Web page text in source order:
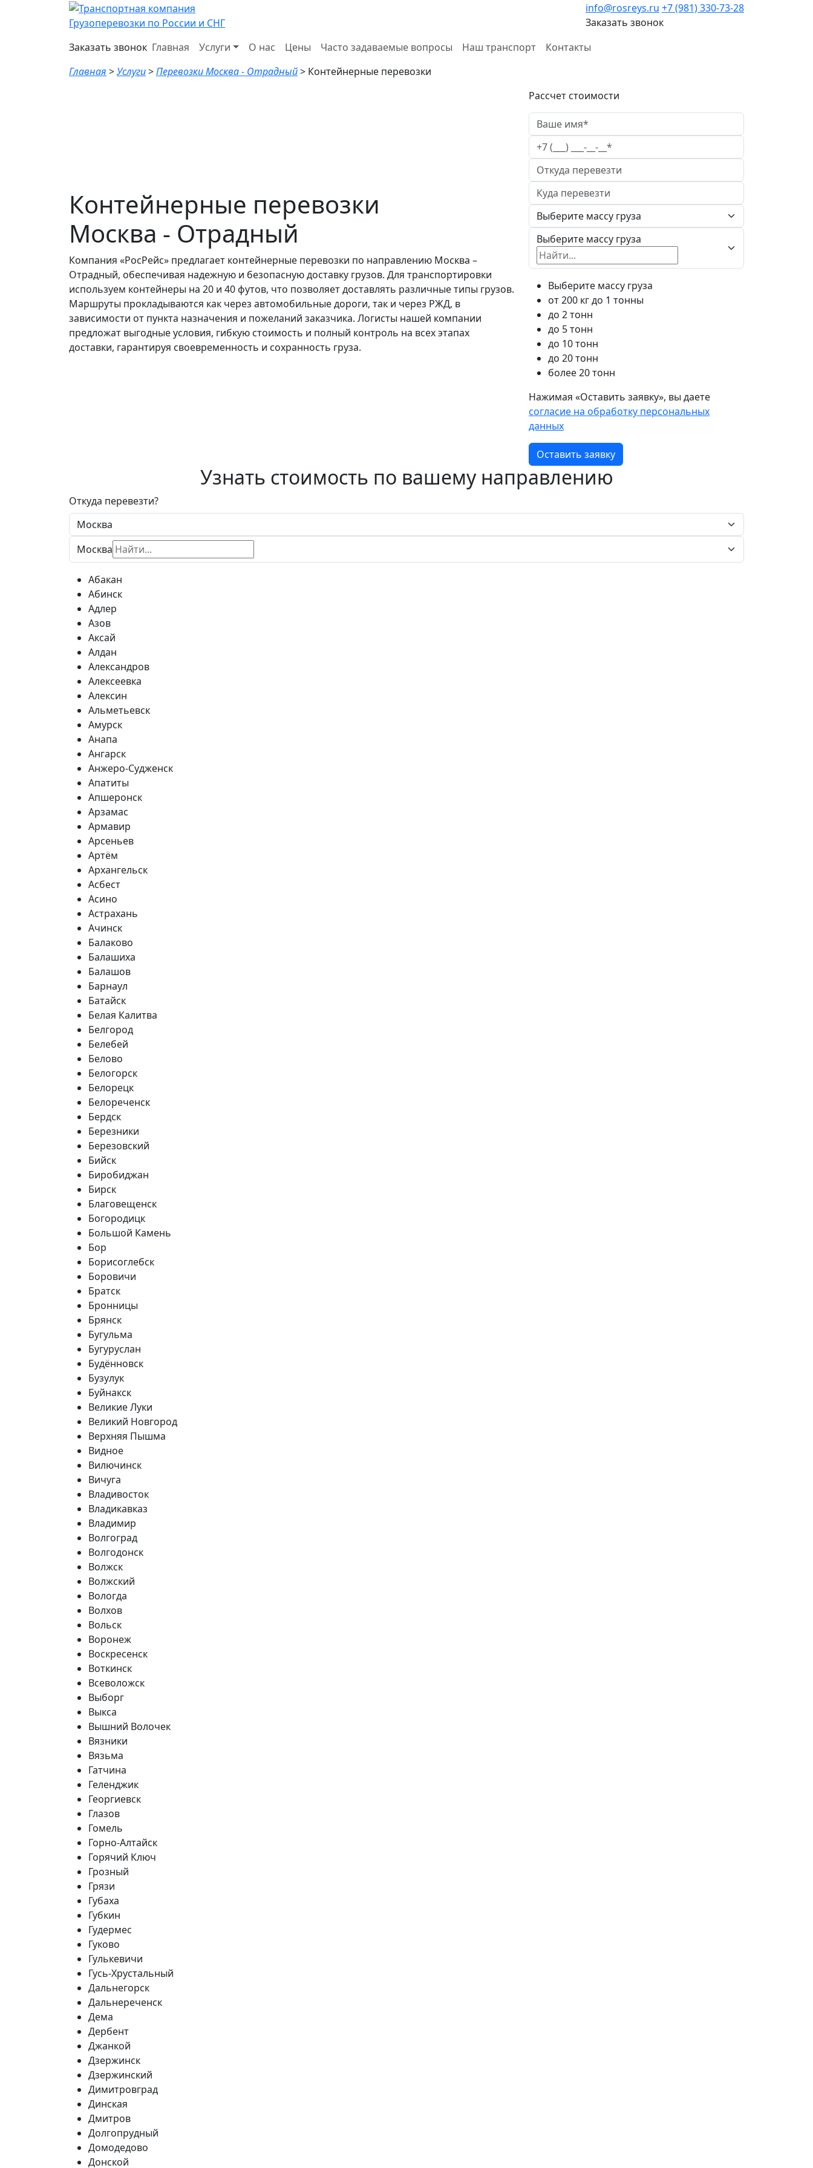
Грузоперевозки по России и СНГ
info@rosreys.ru +7 (981) 330-73-28
Заказать звонок
Заказать звонок Главная Услуги О нас Цены Часто задаваемые вопросы Наш транспорт
Контакты
Главная >Услуги>Перевозки Москва - Отрадный> Контейнерные перевозки
Контейнерные перевозки
Москва - Отрадный
Компания «РосРейс» предлагает контейнерные перевозки по направлению Москва –
Отрадный, обеспечивая надежную и безопасную доставку грузов. Для транспортировки
используем контейнеры на 20 и 40 футов, что позволяет доставлять различные типы грузов.
Маршруты прокладываются как через автомобильные дороги, так и через РЖД, в
зависимости от пункта назначения и пожеланий заказчика. Логисты нашей компании
предложат выгодные условия, гибкую стоимость и полный контроль на всех этапах
доставки, гарантируя своевременность и сохранность груза.
Рассчет стоимости
Выберите массу груза
Выберите массу груза
от 200 кг до 1 тонны
до 2 тонн
до 5 тонн
до 10 тонн
до 20 тонн
более 20 тонн
Нажимая «Оставить заявку», вы даете
согласие на обработку персональных
данных
Оставить заявку
Узнать стоимость по вашему направлению
Откуда перевезти?
Москва
Абакан
Абинск
Адлер
Азов
Аксай
Алдан
Александров
Алексеевка
Алексин
Альметьевск
Амурск
Анапа
Ангарск
Анжеро-Судженск
Апатиты
Апшеронск
Арзамас
Армавир
Арсеньев
Артём
Архангельск
Асбест
Асино
Астрахань
Ачинск
Балаково
Балашиха
Балашов
Барнаул
Батайск
Белая Калитва
Белгород
Белебей
Белово
Белогорск
Белорецк
Белореченск
Бердск
Березники
Березовский
Бийск
Биробиджан
Бирск
Благовещенск
Богородицк
Большой Камень
Бор
Борисоглебск
Боровичи
Братск
Бронницы
Брянск
Бугульма
Бугуруслан
Будённовск
Бузулук
Буйнакск
Великие Луки
Великий Новгород
Верхняя Пышма
Видное
Вилючинск
Вичуга
Владивосток
Владикавказ
Владимир
Волгоград
Волгодонск
Волжск
Волжский
Вологда
Волхов
Вольск
Воронеж
Воскресенск
Воткинск
Всеволожск
Выборг
Выкса
Вышний Волочек
Вязники
Вязьма
Гатчина
Геленджик
Георгиевск
Глазов
Гомель
Горно-Алтайск
Горячий Ключ
Грозный
Грязи
Губаха
Губкин
Гудермес
Гуково
Гулькевичи
Гусь-Хрустальный
Дальнегорск
Дальнереченск
Дема
Дербент
Джанкой
Дзержинск
Дзержинский
Димитровград
Динская
Дмитров
Долгопрудный
Домодедово
Донской